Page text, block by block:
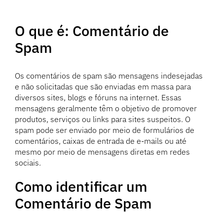
O que é: Comentário de
Spam
Os comentários de spam são mensagens indesejadas
e não solicitadas que são enviadas em massa para
diversos sites, blogs e fóruns na internet. Essas
mensagens geralmente têm o objetivo de promover
produtos, serviços ou links para sites suspeitos. O
spam pode ser enviado por meio de formulários de
comentários, caixas de entrada de e-mails ou até
mesmo por meio de mensagens diretas em redes
sociais.
Como identificar um
Comentário de Spam